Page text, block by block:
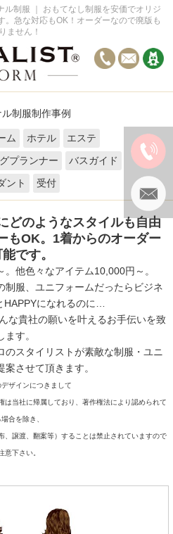
ル制服 ｜ おもてなし制服を安価でオリジ
。急な対応もOK！オーダーなので廃版も
ません！
ザイン事例
ダーの流れ
い合わせ
制服制作事例
ム ホテル
エステ
プランナー
バスガイド
ント 受付
どのようなスタイルも自由
もOK。1着からのオーダー
です。
。他色々なアイテム10,000円～。
制服、ユニフォームだったらビジネ
HAPPYになれるのに…
な貴社の願いを叶えるお手伝いを致
ます。
のスタイリストが素敵な制服・ユニ
案させて頂きます。
ザインにつきまして
は当社に帰属しており、著作権法により認められて
合を除き、
、譲渡、翻案等）することは禁止されていますので
意下さい。